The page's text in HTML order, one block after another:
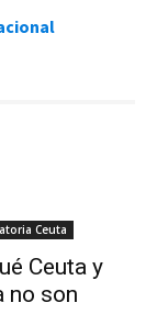
Ceuta
Ceuta y
no son